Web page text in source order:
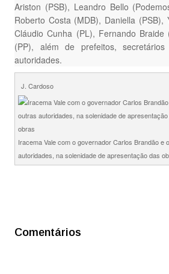
Ariston (PSB), Leandro Bello
Roberto Costa (MDB), Daniella (PSB),
Cláudio Cunha (PL), Fernando Braide
(PP), além de prefeitos,
autoridades.
J. Cardoso
Iracema Vale com o governador Carlos Brandão e
autoridades, na solenidade de apresentação das
Comentários